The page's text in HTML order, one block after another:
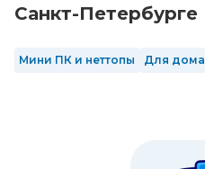
Санкт-Петербургe
Мини ПК и неттопы Для дома